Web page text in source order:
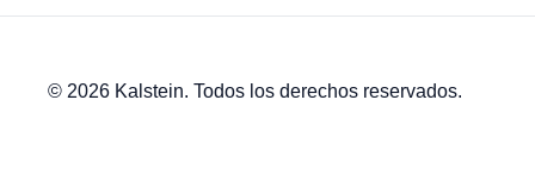
© 2026 Kalstein. Todos los derechos reservados.